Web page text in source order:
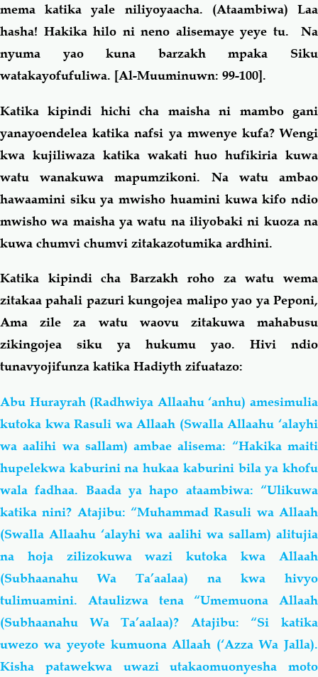
mema katika yale niliyoyaacha. (Ataambiwa) Laa
hasha! Hakika hilo ni neno alisemaye yeye tu. Na
nyuma yao kuna barzakh mpaka Siku
watakayofufuliwa. [Al-Muuminuwn: 99-100].
Katika kipindi hichi cha maisha ni mambo gani
yanayoendelea katika nafsi ya mwenye kufa? Wengi
kwa kujiliwaza katika wakati huo hufikiria kuwa
watu wanakuwa mapumzikoni. Na watu ambao
hawaamini siku ya mwisho huamini kuwa kifo ndio
mwisho wa maisha ya watu na iliyobaki ni kuoza na
kuwa chumvi chumvi zitakazotumika ardhini.
Katika kipindi cha Barzakh roho za watu wema
zitakaa pahali pazuri kungojea malipo yao ya Peponi,
Ama zile za watu waovu zitakuwa mahabusu
zikingojea siku ya hukumu yao. Hivi ndio
tunavyojifunza katika Hadiyth zifuatazo:
Abu Hurayrah (Radhwiya Allaahu ‘anhu) amesimulia
kutoka kwa Rasuli wa Allaah (Swalla Allaahu ‘alayhi
wa aalihi wa sallam) ambae alisema: “Hakika maiti
hupelekwa kaburini na hukaa kaburini bila ya khofu
wala fadhaa. Baada ya hapo ataambiwa: “Ulikuwa
katika nini? Atajibu: “Muhammad Rasuli wa Allaah
(Swalla Allaahu ‘alayhi wa aalihi wa sallam) alitujia
na hoja zilizokuwa wazi kutoka kwa Allaah
(Subhaanahu Wa Ta’aalaa) na kwa hivyo
tulimuamini. Ataulizwa tena “Umemuona Allaah
(Subhaanahu Wa Ta’aalaa)? Atajibu: “Si katika
uwezo wa yeyote kumuona Allaah (‘Azza Wa Jalla).
Kisha patawekwa uwazi utakaomuonyesha moto